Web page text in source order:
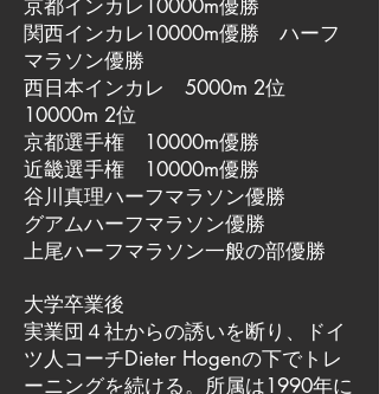
京都インカレ10000m優勝
関西インカレ10000m優勝 ハーフ
マラソン優勝
西日本インカレ 5000m 2位
10000m 2位
京都選手権 10000m優勝
近畿選手権 10000m優勝
谷川真理ハーフマラソン優勝
グアムハーフマラソン優勝
上尾ハーフマラソン一般の部優勝
大学卒業後
実業団４社からの誘いを断り、ドイ
ツ人コーチDieter Hogenの下でトレ
ーニングを続ける。所属は1990年に